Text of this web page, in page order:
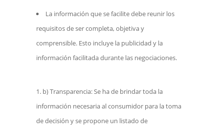
La información que se facilite debe reunir los
requisitos de ser completa, objetiva y
comprensible. Esto incluye la publicidad y la
información facilitada durante las negociaciones.
b) Transparencia: Se ha de brindar toda la
información necesaria al consumidor para la toma
de decisión y se propone un listado de